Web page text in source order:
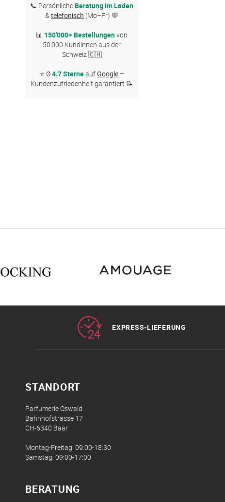
📞 PersönlicheBeratung im Laden
&telefonisch (Mo–Fr) 💬
📊 150'000+ Bestellungenvon
50'000 Kundinnen aus der
Schweiz 🇨🇭
⭐ Ø4.7 SterneaufGoogle–
Kundenzufriedenheit garantiert 📝
EXPRESS-LIEFERUNG
STANDORT
Parfumerie Oswald
Bahnhofstrasse 17
CH-6340 Baar
Montag-Freitag: 09:00-18:30
Samstag: 09:00-17:00
BERATUNG